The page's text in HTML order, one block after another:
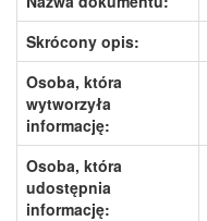
Skrócony opis:
Osoba, która
wytworzyła
informację:
Osoba, która
udostępnia
informację: